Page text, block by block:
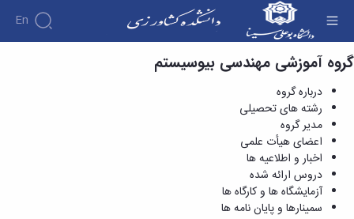
En
دروس ارائه شده - دانشکده کشاورزی
گروه آموزشی مهندسی بیوسیستم
درباره گروه
رشته های تحصیلی
مدیر گروه
اعضای هیأت علمی
اخبار و اطلاعیه ها
دروس ارائه شده
آزمایشگاه ها و کارگاه ها
سمینارها و پایان نامه ها